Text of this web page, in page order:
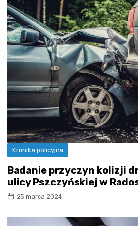
Kronika policyjna
Badanie przyczyn kolizji
ulicy Pszczyńskiej w
25 marca 2024